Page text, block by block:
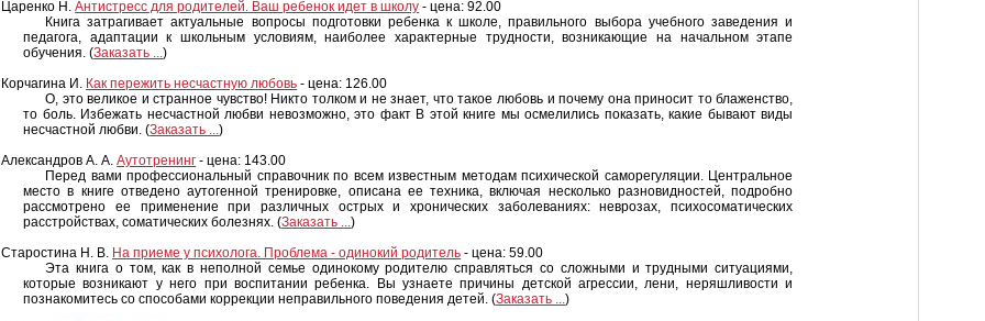
Царенко Н.Антистресс для родителей. Ваш ребенок идет в школу - цена: 92.00
Книга затрагивает актуальные вопросы подготовки ребенка к школе, правильного выбора учебного заведения и
педагога, адаптации к школьным условиям, наиболее характерные трудности, возникающие на начальном этапе
обучения. (Заказать ...)
Корчагина И. Как пережить несчастную любовь - цена: 126.00
О, это великое и странное чувство! Никто толком и не знает, что такое любовь и почему она приносит то блаженство,
то боль. Избежать несчастной любви невозможно, это факт В этой книге мы осмелились показать, какие бывают виды
несчастной любви. (Заказать ...)
Александров А. А.Аутотренинг - цена: 143.00
Перед вами профессиональный справочник по всем известным методам психической саморегуляции. Центральное
место в книге отведено аутогенной тренировке, описана ее техника, включая несколько разновидностей, подробно
рассмотрено ее применение при различных острых и хронических заболеваниях: неврозах, психосоматических
расстройствах, соматических болезнях. (Заказать ...)
Старостина Н. В. На приеме у психолога. Проблема - одинокий родитель - цена: 59.00
Эта книга о том, как в неполной семье одинокому родителю справляться со сложными и трудными ситуациями,
которые возникают у него при воспитании ребенка. Вы узнаете причины детской агрессии, лени, неряшливости и
познакомитесь со способами коррекции неправильного поведения детей. (Заказать ...)